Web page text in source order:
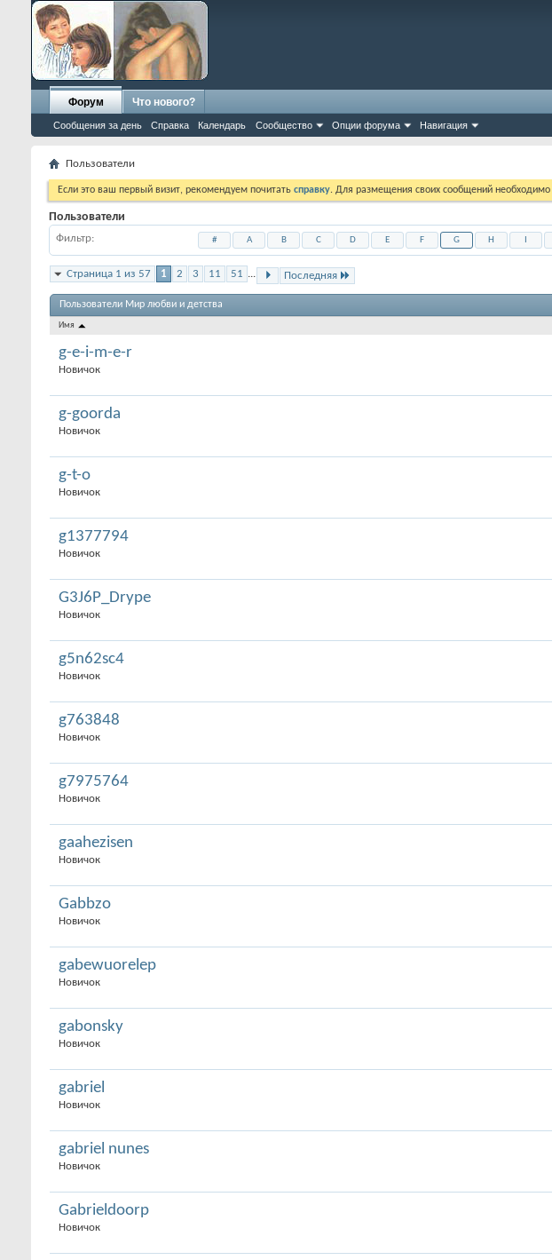
Форум
Сообщения за день Справка Календарь Сообщество Опции форума Навигация
Что нового?
Пользователи
Если это ваш первый визит, рекомендуем почитать справку. Для размещения своих сообщений необходимо
Пользователи
Фильтр # A B C D E F G H
Страница 1 из 57 1 2 3 11 51 ... Последняя
Пользователи Мир любви и детства
Имя
g-e-i-m-e-r
Новичок
g-goorda
Новичок
g-t-o
Новичок
g1377794
Новичок
G3J6P_Drype
Новичок
g5n62sc4
Новичок
g763848
Новичок
g7975764
Новичок
gaahezisen
Новичок
Gabbzo
Новичок
gabewuorelep
Новичок
gabonsky
Новичок
gabriel
Новичок
gabriel nunes
Новичок
Gabrieldoorp
Новичок